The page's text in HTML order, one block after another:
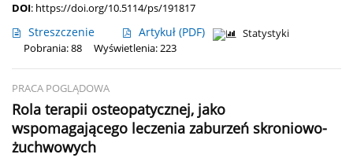
DOI: https://doi.org/10.5114/ps/191817
Streszczenie Artykuł (PDF)
Statystyki
Pobrania: 88
Wyświetlenia: 223
PRACA POGLĄDOWA
Rola terapii osteopatycznej, jako
wspomagającego leczenia zaburzeń skroniowo-
żuchwowych